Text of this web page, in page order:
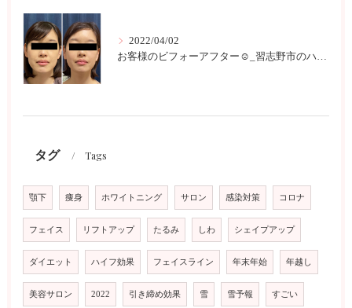
2022/04/02
お客様のビフォーアフター☺︎_習志野市のハイフサロンLokahi
タグ Tags
顎下 痩身 ホワイトニング サロン 感染対策 コロナ
フェイス リフトアップ たるみ しわ シェイプアップ
ダイエット ハイフ効果 フェイスライン 年末年始 年越し
美容サロン 2022 引き締め効果 雪 雪予報 すごい